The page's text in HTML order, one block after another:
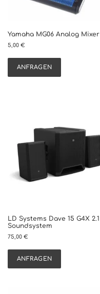
Yamaha MG06 Analog Mixer
5,00 €
ANFRAGEN
LD Systems Dave 15 G4X 2.1
Soundsystem
75,00 €
ANFRAGEN